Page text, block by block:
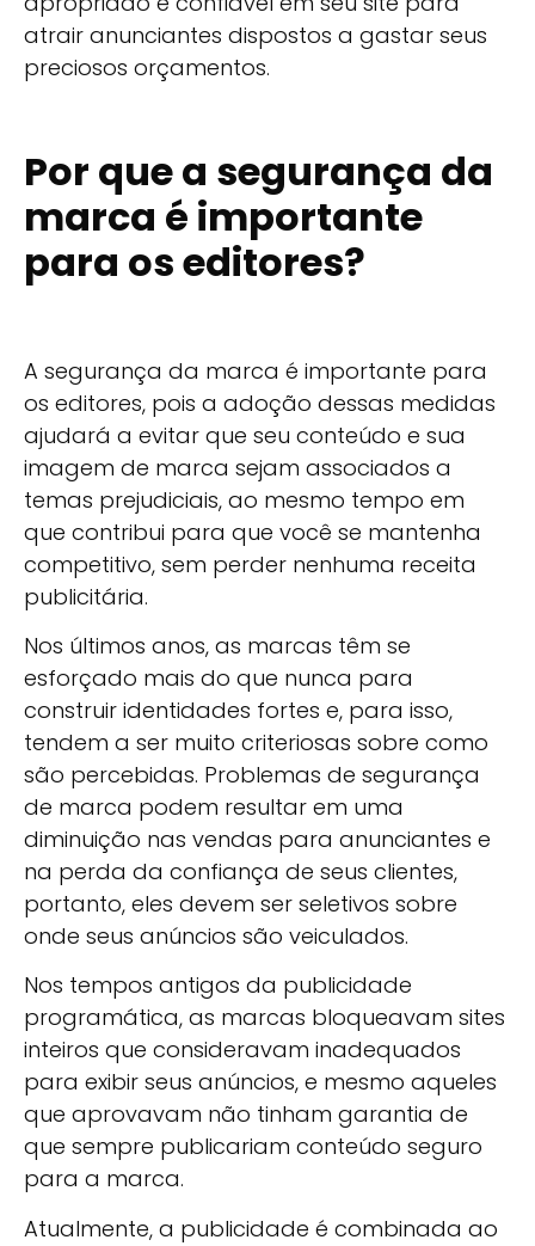
atrair anunciantes dispostos a gastar seus
preciosos orçamentos.
Por que a segurança da
marca é importante
para os editores?
A segurança da marca é importante para
os editores, pois a adoção dessas medidas
ajudará a evitar que seu conteúdo e sua
imagem de marca sejam associados a
temas prejudiciais, ao mesmo tempo em
que contribui para que você se mantenha
competitivo, sem perder nenhuma receita
publicitária.
Nos últimos anos, as marcas têm se
esforçado mais do que nunca para
construir identidades fortes e, para isso,
tendem a ser muito criteriosas sobre como
são percebidas. Problemas de segurança
de marca podem resultar em uma
diminuição nas vendas para anunciantes e
na perda da confiança de seus clientes,
portanto, eles devem ser seletivos sobre
onde seus anúncios são veiculados.
Nos tempos antigos da publicidade
programática, as marcas bloqueavam sites
inteiros que consideravam inadequados
para exibir seus anúncios, e mesmo aqueles
que aprovavam não tinham garantia de
que sempre publicariam conteúdo seguro
para a marca.
Atualmente, a publicidade é combinada ao